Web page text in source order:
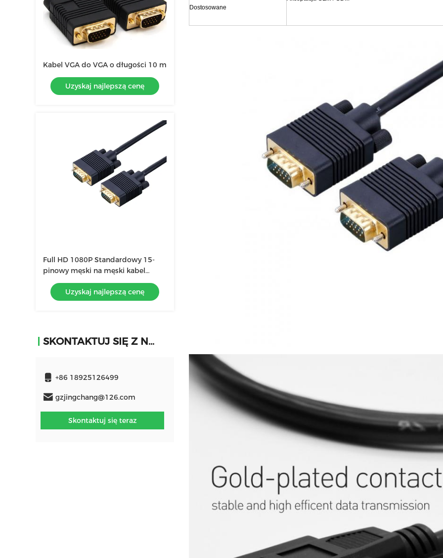
Kabel VGA do VGA o długości 10 m
Uzyskaj najlepszą cenę
Full HD 1080P Standardowy 15-
pinowy męski na męski kabel
monitora VGA, kabel VGA do VGA
Uzyskaj najlepszą cenę
SKONTAKTUJ SIĘ Z NAMI
+86 18925126499
gzjingchang@126.com
Skontaktuj się teraz
Dostosowane